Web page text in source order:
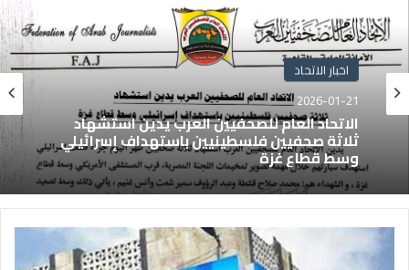
اخبار الاتحاد
2026-01-21
الاتحاد العام للصحفيين العرب يدين استشهاد
ثلاثة صحفيين فلسطينيين باستهداف إسرائيلي
وسط قطاع غزة